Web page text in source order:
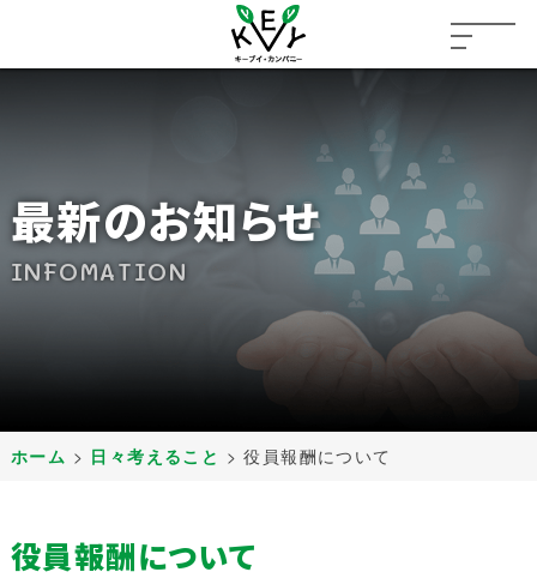
最新のお知らせ
INFOMATION
ホーム > 日々考えること >役員報酬について
役員報酬について